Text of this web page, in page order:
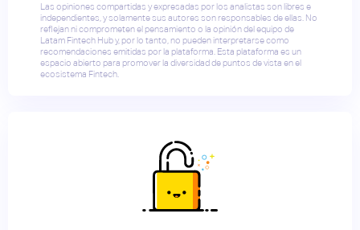
Las opiniones compartidas y expresadas por los analistas son libres e
independientes, y solamente sus autores son responsables de ellas. No
reflejan ni comprometen el pensamiento o la opinión del equipo de
Latam Fintech Hub y, por lo tanto, no pueden interpretarse como
recomendaciones emitidas por la plataforma. Esta plataforma es un
espacio abierto para promover la diversidad de puntos de vista en el
ecosistema Fintech.